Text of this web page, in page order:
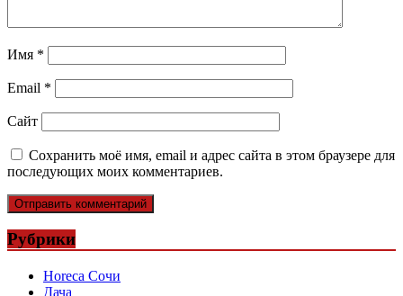
Имя *
Email *
Сайт
Сохранить моё имя, email и адрес сайта в этом браузере для
последующих моих комментариев.
Рубрики
Horeca Сочи
Дача